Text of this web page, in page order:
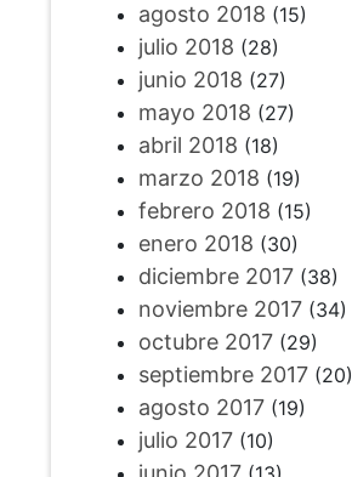
agosto 2018 (15)
julio 2018 (28)
junio 2018 (27)
mayo 2018 (27)
abril 2018 (18)
marzo 2018 (19)
febrero 2018 (15)
enero 2018 (30)
diciembre 2017(38)
noviembre 2017(34)
octubre 2017(29)
septiembre 2017(20)
agosto 2017(19)
julio 2017(10)